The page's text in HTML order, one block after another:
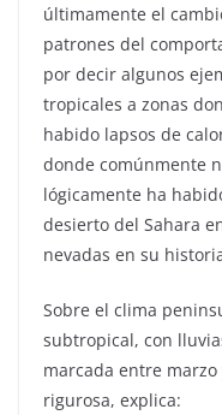
últimamente el
patrones del
por decir algunos
tropicales a zonas
habido lapsos de
donde comúnmente
lógicamente ha
desierto del Sahara
nevadas en su
Sobre el clima
subtropical, con
marcada entre marzo
rigurosa, explica: